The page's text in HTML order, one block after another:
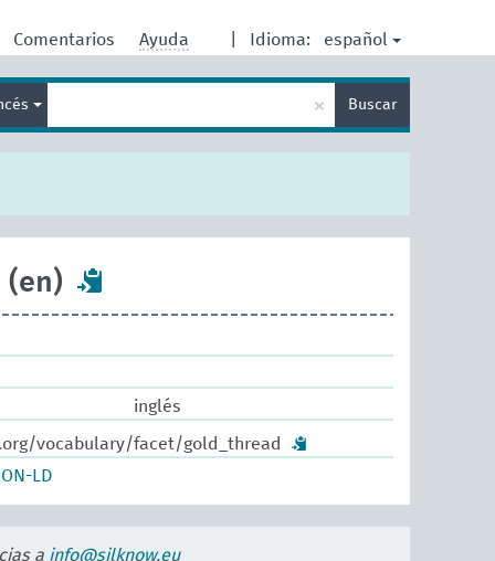
Idioma: español
Comentarios Ayuda
term
× Buscar
(en)
inglés
vocabulary/facet/gold_thread
LD
a info@silknow.eu